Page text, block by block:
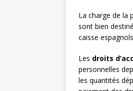
La charge de la
sont bien
caisse
Les droits
personnelles
les quantités